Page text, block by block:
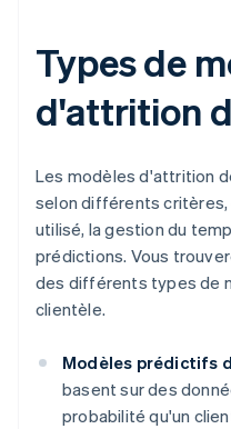
Types de
d'attrition
Les modèles d'attrition
selon différents
utilisé, la gestion du
prédictions. Vous
des différents types de
clientèle.
Modèles prédictifs
basent sur des
probabilité qu'un